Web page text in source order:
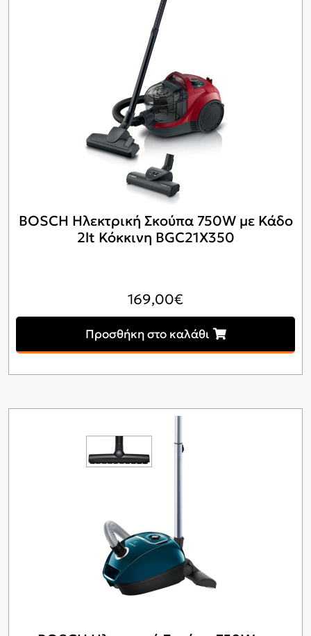
BOSCH Ηλεκτρική Σκούπα 750W με Κάδο
2lt Κόκκινη BGC21X350
169,00€
Προσθήκη στο καλάθι